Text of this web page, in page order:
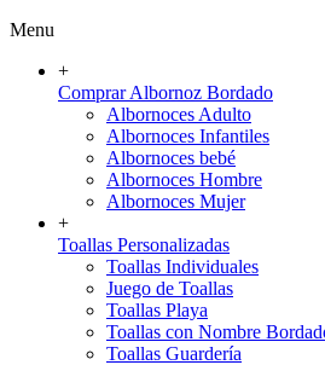
Menu
+
Comprar Albornoz Bordado
Albornoces Adulto
Albornoces Infantiles
Albornoces bebé
Albornoces Hombre
Albornoces Mujer
+
Toallas Personalizadas
Toallas Individuales
Juego de Toallas
Toallas Playa
Toallas con Nombre
Toallas Guardería